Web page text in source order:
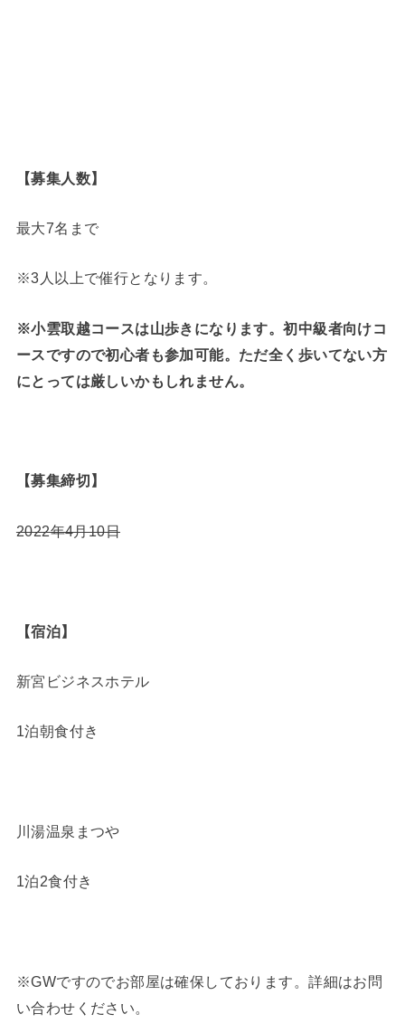
【募集人数】
最大7名まで
※3人以上で催行となります。
※小雲取越コースは山歩きになります。初中級者向けコ
ースですので初心者も参加可能。ただ全く歩いてない方
にとっては厳しいかもしれません。
【募集締切】
2022年4月10日
【宿泊】
新宮ビジネスホテル
1泊朝食付き
川湯温泉まつや
1泊2食付き
※GWですのでお部屋は確保しております。詳細はお問
い合わせください。